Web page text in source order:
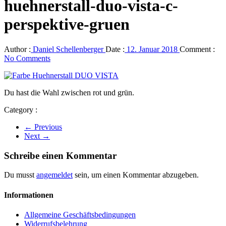
huehnerstall-duo-vista-c-
perspektive-gruen
Author : Daniel SchellenbergerDate : 12. Januar 2018 Comment :
No Comments
Du hast die Wahl zwischen rot und grün.
Category :
← Previous
Next →
Schreibe einen Kommentar
Du musst angemeldet sein, um einen Kommentar abzugeben.
Informationen
Allgemeine Geschäftsbedingungen
Widerrufsbelehrung